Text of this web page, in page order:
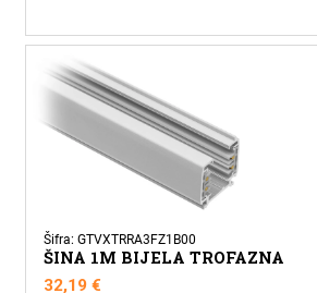
Šifra: GTVXTRRA3FZ1B00
ŠINA 1M BIJELA TROFAZNA
32,19€